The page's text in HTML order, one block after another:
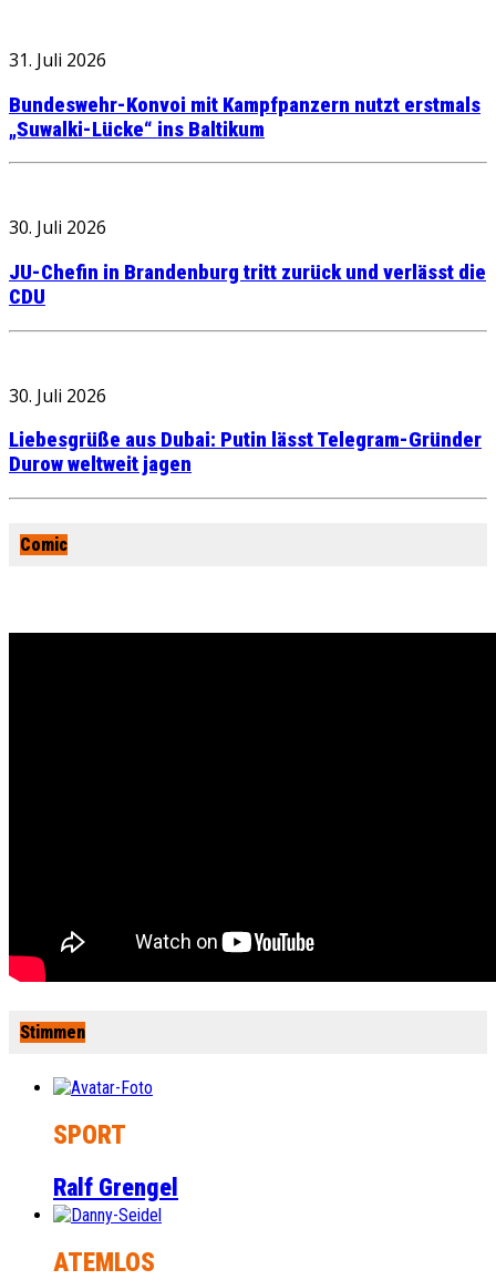
31. Juli 2026
Bundeswehr-Konvoi mit Kampfpanzern nutzt erstmals
„Suwalki-Lücke“ ins Baltikum
30. Juli 2026
JU-Chefin in Brandenburg tritt zurück und verlässt die
CDU
30. Juli 2026
Liebesgrüße aus Dubai: Putin lässt Telegram-Gründer
Durow weltweit jagen
Comic
Stimmen
SPORT
Ralf Grengel
ATEMLOS